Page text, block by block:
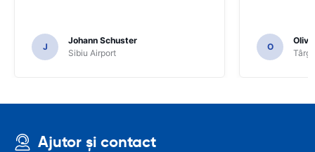
J
Johann Schuster
Sibiu Airport
O
Ajutor și contact